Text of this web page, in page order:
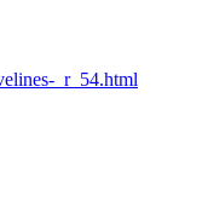
_r_54.html